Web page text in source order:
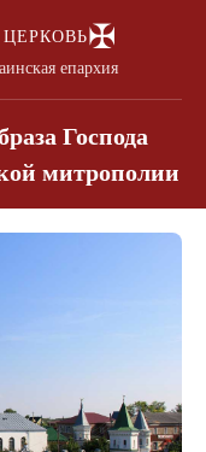
✠
епархия
Господа
митрополии